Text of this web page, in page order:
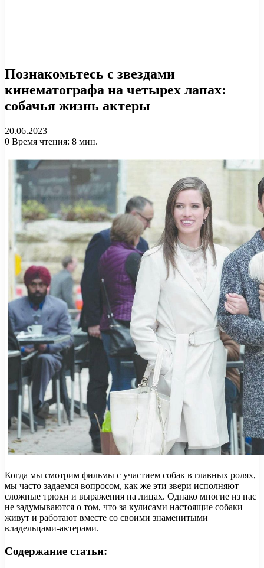
Познакомьтесь с звездами
кинематографа на четырех лапах:
собачья жизнь актеры
20.06.2023
0 Время чтения: 8 мин.
Когда мы смотрим фильмы с участием собак в главных ролях,
мы часто задаемся вопросом, как же эти звери исполняют
сложные трюки и выражения на лицах. Однако многие из нас
не задумываются о том, что за кулисами настоящие собаки
живут и работают вместе со своими знаменитыми
владельцами-актерами.
Содержание статьи: